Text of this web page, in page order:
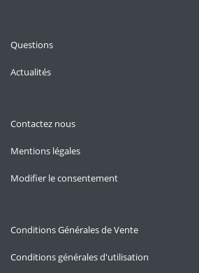
Questions
Actualités
Contactez nous
Mentions légales
Modifier le consentement
Conditions Générales de Vente
Conditions générales d'utilisation